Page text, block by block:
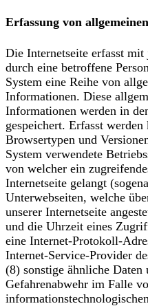
Erfassung von
Die Internetseite erfasst
durch eine betroffene
System eine Reihe von
Informationen. Diese
Informationen werden in
gespeichert. Erfasst
Browsertypen und
System verwendete
von welcher ein
Internetseite gelangt
Unterwebseiten, welche
unserer Internetseite
und die Uhrzeit eines
eine Internet-Protokoll-
Internet-Service-Provider
(8) sonstige ähnliche
Gefahrenabwehr im Falle